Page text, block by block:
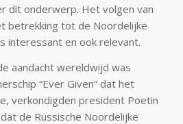
dit onderwerp. Het volgen van
betrekking tot de Noordelijke
interessant en ook relevant.
aandacht wereldwijd was
“Ever Given” dat het
verkondigden president Poetin
de Russische Noordelijke